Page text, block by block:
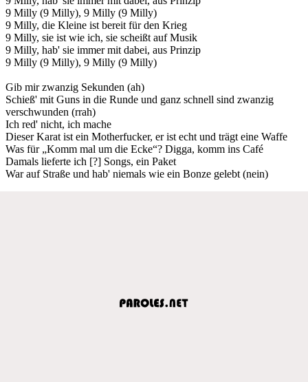
9 Milly (9 Milly), 9 Milly (9 Milly)
9 Milly, die Kleine ist bereit für den Krieg
9 Milly, sie ist wie ich, sie scheißt auf Musik
9 Milly, hab' sie immer mit dabei, aus Prinzip
9 Milly (9 Milly), 9 Milly (9 Milly)
Gib mir zwanzig Sekunden (ah)
Schieß' mit Guns in die Runde und ganz schnell sind zwanzig
verschwunden (rrah)
Ich red' nicht, ich mache
Dieser Karat ist ein Motherfucker, er ist echt und trägt eine Waffe
Was für „Komm mal um die Ecke“? Digga, komm ins Café
Damals lieferte ich [?] Songs, ein Paket
War auf Straße und hab' niemals wie ein Bonze gelebt (nein)